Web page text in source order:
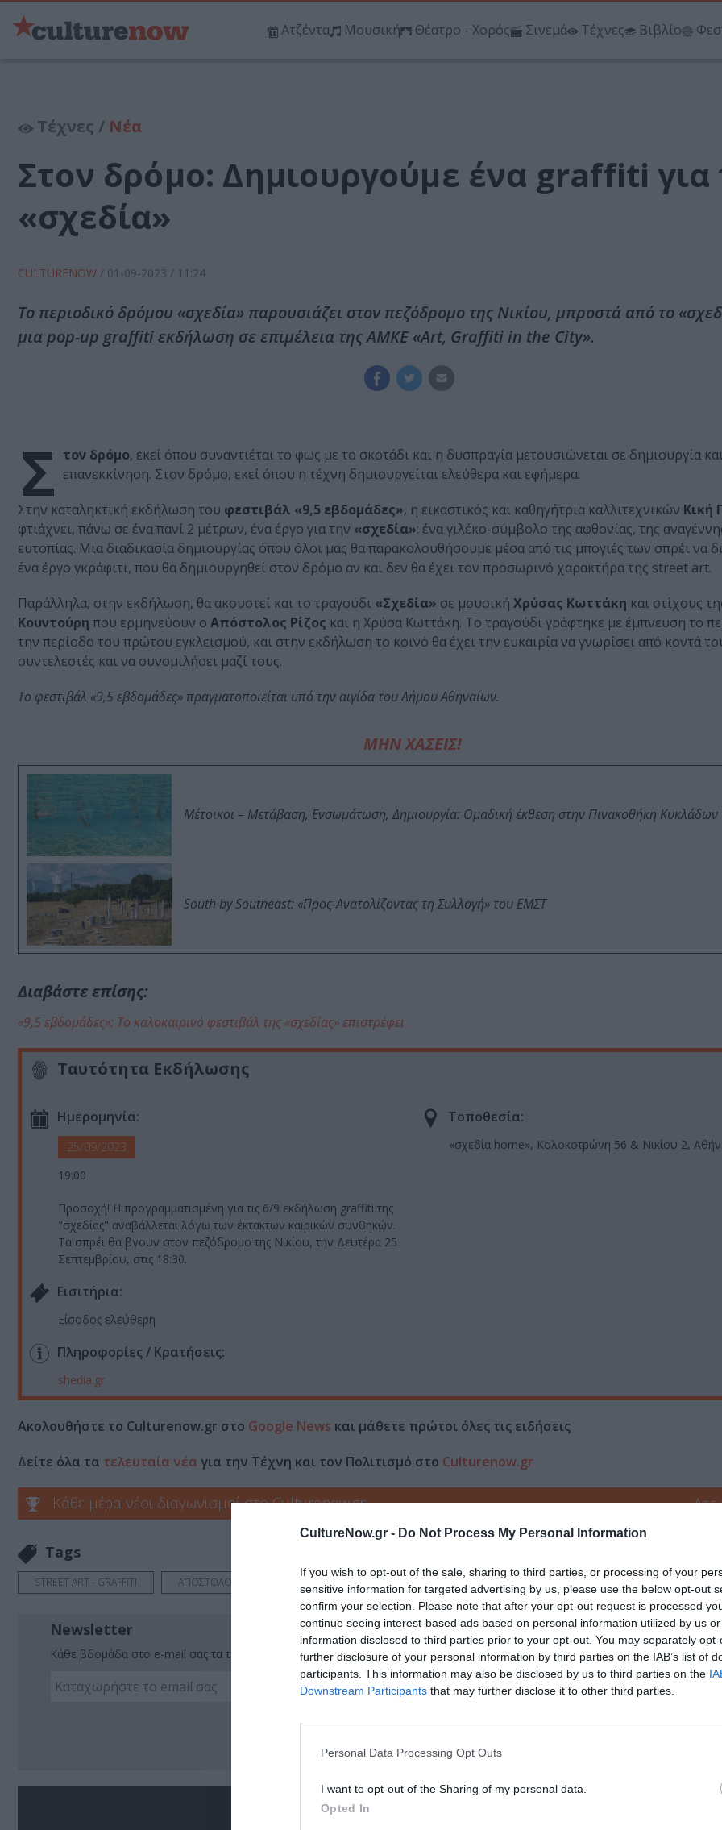
CultureNow.gr - Do Not Process My Personal Information
If you wish to opt-out of the sale, sharing to third parties, or processing of your
sensitive information for targeted advertising by us, please use the below opt-out
confirm your selection. Please note that after your opt-out request is processed
continue seeing interest-based ads based on personal information utilized by us
information disclosed to third parties prior to your opt-out. You may separately
further disclosure of your personal information by third parties on the IAB’s list of
participants. This information may also be disclosed by us to third parties on the
Downstream Participants that may further disclose it to other third parties.
Personal Data Processing Opt Outs
I want to opt-out of the Sharing of my personal data.
Opted In
Ατζέντα Μουσική Θέατρο - Χορός Σινεμά Τέχνες Βιβλίο
Τέχνες / Νέα
Στον δρόμο: Δημιουργούμε ένα graffiti για
«σχεδία»
CULTURENOW / 01-09-2023 / 11:24
Το περιοδικό δρόμου «σχεδία» παρουσιάζει στον πεζόδρομο της Νικίου, μπροστά από το
μια pop-up graffiti εκδήλωση σε επιμέλεια της ΑΜΚΕ «Art, Graffiti in the City».
Σ τον δρόμο, εκεί όπου συναντιέται το φως με το σκοτάδι και η δυσπραγία μετουσιώνεται σε δημιουργία
επανεκκίνηση. Στον δρόμο, εκεί όπου η τέχνη δημιουργείται ελεύθερα και εφήμερα.
Στην καταληκτική εκδήλωση του φεστιβάλ «9,5 εβδομάδες», η εικαστικός και καθηγήτρια καλλιτεχνικών Κική
φτιάχνει, πάνω σε ένα πανί 2 μέτρων, ένα έργο για την «σχεδία»: ένα γιλέκο-σύμβολο της αφθονίας, της
ευτοπίας. Μια διαδικασία δημιουργίας όπου όλοι μας θα παρακολουθήσουμε μέσα από τις μπογιές των σπρέι να
ένα έργο γκράφιτι, που θα δημιουργηθεί στον δρόμο αν και δεν θα έχει τον προσωρινό χαρακτήρα της street art.
Παράλληλα, στην εκδήλωση, θα ακουστεί και το τραγούδι «Σχεδία» σε μουσική Χρύσας Κωττάκη και στίχους
Κουντούρη που ερμηνεύουν ο Απόστολος Ρίζος και η Χρύσα Κωττάκη. Το τραγούδι γράφτηκε με έμπνευση το
την περίοδο του πρώτου εγκλεισμού, και στην εκδήλωση το κοινό θα έχει την ευκαιρία να γνωρίσει από κοντά
συντελεστές και να συνομιλήσει μαζί τους.
Το φεστιβάλ «9,5 εβδομάδες» πραγματοποιείται υπό την αιγίδα του Δήμου Αθηναίων.
ΜΗΝ ΧΑΣΕΙΣ!
Μέτοικοι – Μετάβαση, Ενσωμάτωση, Δημιουργία: Ομαδική έκθεση στην Πινακοθήκη Κυκλάδων
South by Southeast: «Προς-Ανατολίζοντας τη Συλλογή» του ΕΜΣΤ
Διαβάστε επίσης:
«9,5 εβδομάδες»: Το καλοκαιρινό φεστιβάλ της «σχεδίας» επιστρέφει
Ταυτότητα Εκδήλωσης
Ημερομηνία:
25/09/2023
19:00
Προσοχή! Η προγραμματισμένη για τις 6/9 εκδήλωση graffiti της
"σχεδίας" αναβάλλεται λόγω των έκτακτων καιρικών συνθηκών.
Τα σπρέι θα βγουν στον πεζόδρομο της Νικίου, την Δευτέρα 25
Σεπτεμβρίου, στις 18:30.
Τοποθεσία:
«σχεδία home», Κολοκοτρώνη 56 & Νικίου 2,
Eισιτήρια:
Είσοδος ελεύθερη
Πληροφορίες / Κρατήσεις:
shedia.gr
Ακολουθήστε το Culturenow.gr στο Google News και μάθετε πρώτοι όλες τις ειδήσεις
Δείτε όλα τα τελευταία νέα για την Τέχνη και τον Πολιτισμό στο Culturenow.gr
Κάθε μέρα νέοι διαγωνισμοί στο Culturenow.gr Δες
Tags
STREET ART - GRAFFITI ΑΠΟΣΤΟΛΟΣ ΡΙΖΟΣ ΔΗΜΟΣ ΑΘΗΝΑΙΩΝ ΔΩΡΕΑΝ ΕΚΔΗΛΩΣΕΙΣ ΚΑΛΟΚΑΙΡΙΝΑ ΦΕΣΤΙΒΑΛ
Newsletter
Κάθε βδομάδα στο e-mail σας τα τελευταία νέα για την Τέχνη και τον Πολιτισμό!
Σχετικά Άρθρα